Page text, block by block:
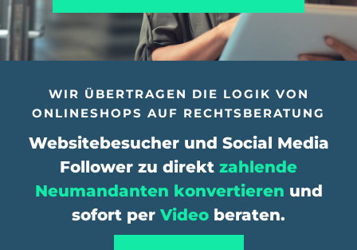
WIR ÜBERTRAGEN DIE LOGIK VON
ONLINESHOPS AUF RECHTSBERATUNG
Websitebesucher und Social Media
Follower zu direkt zahlende
Neumandanten konvertieren und
sofort per Video beraten.